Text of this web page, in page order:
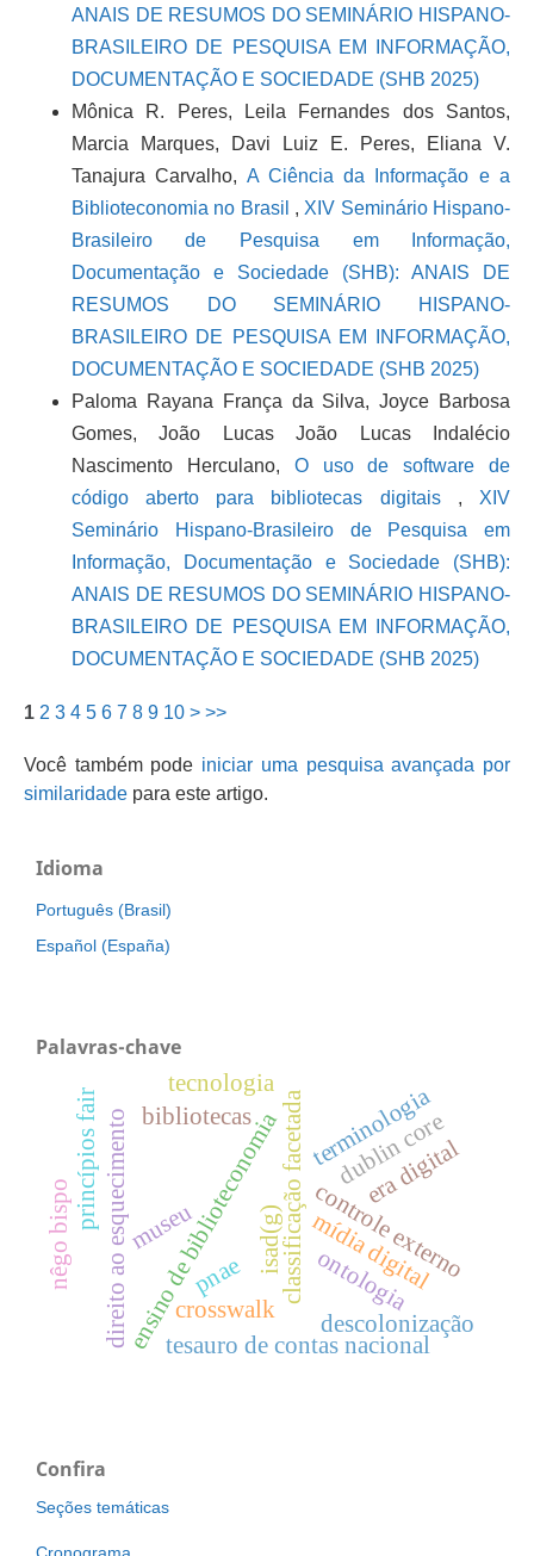
ANAIS DE RESUMOS DO SEMINÁRIO HISPANO-
BRASILEIRO DE PESQUISA EM INFORMAÇÃO,
DOCUMENTAÇÃO E SOCIEDADE (SHB 2025)
Mônica R. Peres, Leila Fernandes dos Santos,
Marcia Marques, Davi Luiz E. Peres, Eliana V.
Tanajura Carvalho, A Ciência da Informação e a
Biblioteconomia no Brasil , XIV Seminário Hispano-
Brasileiro de Pesquisa em Informação,
Documentação e Sociedade (SHB): ANAIS DE
RESUMOS DO SEMINÁRIO HISPANO-
BRASILEIRO DE PESQUISA EM INFORMAÇÃO,
DOCUMENTAÇÃO E SOCIEDADE (SHB 2025)
Paloma Rayana França da Silva, Joyce Barbosa
Gomes, João Lucas João Lucas Indalécio
Nascimento Herculano, O uso de software de
código aberto para bibliotecas digitais , XIV
Seminário Hispano-Brasileiro de Pesquisa em
Informação, Documentação e Sociedade (SHB):
ANAIS DE RESUMOS DO SEMINÁRIO HISPANO-
BRASILEIRO DE PESQUISA EM INFORMAÇÃO,
DOCUMENTAÇÃO E SOCIEDADE (SHB 2025)
1 2 3 4 5 6 7 8 9 10 > >>
Você também pode iniciar uma pesquisa avançada por
similaridadepara este artigo.
Idioma
Português (Brasil)
Español (España)
Palavras-chave
ensino de biblioteconomia
direito ao esquecimento classificação facetadacontrole externo
tesauro de contas nacional
mídia digital
era digital
crosswalk
bibliotecas dublin core
isad(g)
museu
princípios fair terminologia
ontologia
nêgo bispo pnae
descolonização
tecnologia
Confira
Seções temáticas